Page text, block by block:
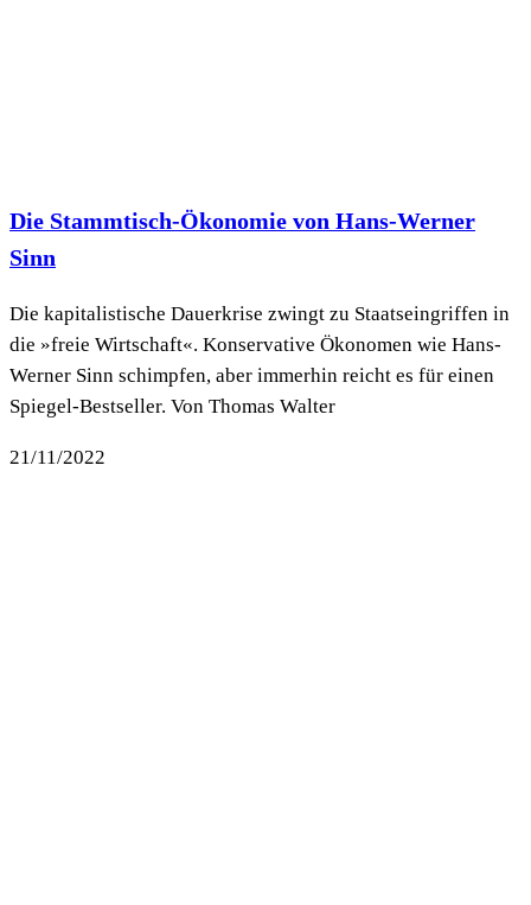
Die Stammtisch-Ökonomie von Hans-Werner
Sinn
Die kapitalistische Dauerkrise zwingt zu Staatseingriffen in
die »freie Wirtschaft«. Konservative Ökonomen wie Hans-
Werner Sinn schimpfen, aber immerhin reicht es für einen
Spiegel-Bestseller. Von Thomas Walter
21/11/2022